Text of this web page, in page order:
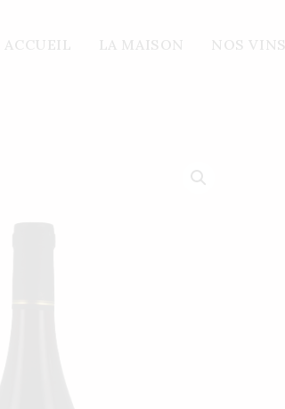
ACCUEIL LA MAISON NOS VINS